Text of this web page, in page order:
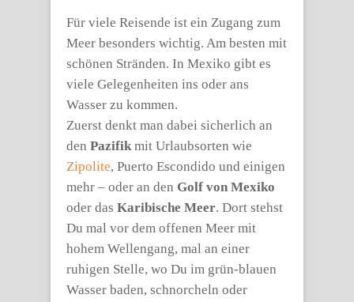
Für viele Reisende ist ein Zugang zum
Meer besonders wichtig. Am besten mit
schönen Stränden. In Mexiko gibt es
viele Gelegenheiten ins oder ans
Wasser zu kommen.
Zuerst denkt man dabei sicherlich an
den Pazifikmit Urlaubsorten wie
Zipolite, Puerto Escondido und einigen
mehr – oder an den Golf von Mexiko
oder das Karibische Meer. Dort stehst
Du mal vor dem offenen Meer mit
hohem Wellengang, mal an einer
ruhigen Stelle, wo Du im grün-blauen
Wasser baden, schnorcheln oder